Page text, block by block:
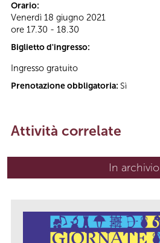
Orario:
Venerdì 18 giugno 2021
ore 17.30 - 18.30
Biglietto d'ingresso:
Ingresso gratuito
Prenotazione obbligatoria: Sì
Attività correlate
In archivio